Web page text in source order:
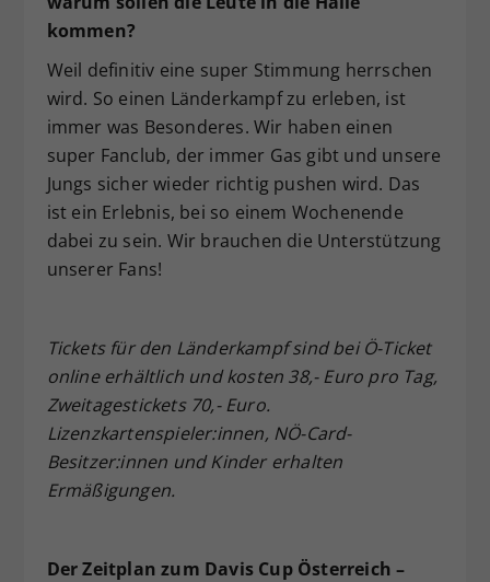
kommen?
Weil definitiv eine super Stimmung herrschen
wird. So einen Länderkampf zu erleben, ist
immer was Besonderes. Wir haben einen
super Fanclub, der immer Gas gibt und unsere
Jungs sicher wieder richtig pushen wird. Das
ist ein Erlebnis, bei so einem Wochenende
dabei zu sein. Wir brauchen die Unterstützung
unserer Fans!
Tickets für den Länderkampf sind bei Ö-Ticket
online erhältlich und kosten 38,- Euro pro Tag,
Zweitagestickets 70,- Euro.
Lizenzkartenspieler:innen, NÖ-Card-
Besitzer:innen und Kinder erhalten
Ermäßigungen.
Der Zeitplan zum Davis Cup Österreich –